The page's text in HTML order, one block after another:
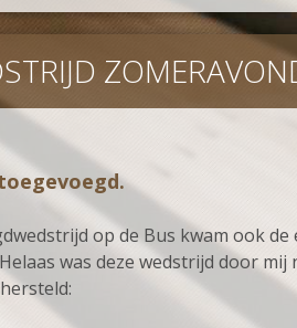
op de Bus kwam ook
was deze wedstrijd door